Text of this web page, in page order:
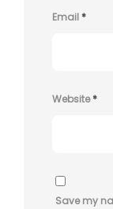
Email*
Website*
Save my